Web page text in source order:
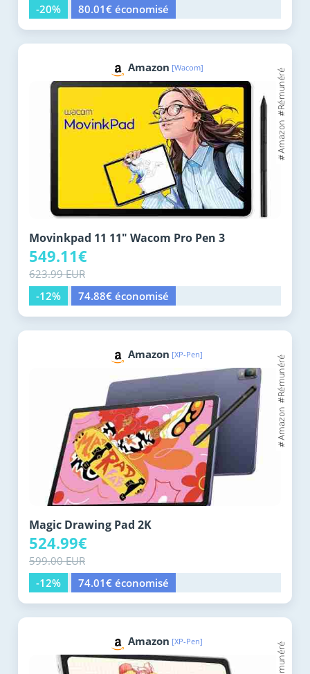
-20%
80.01€ économisé
Amazon [Wacom]
Movinkpad 11 11" Wacom Pro Pen 3
549.11€
623.99 EUR
-12%
74.88€ économisé
Amazon [XP-Pen]
Magic Drawing Pad 2K
524.99€
599.00 EUR
-12%
74.01€ économisé
Amazon [XP-Pen]